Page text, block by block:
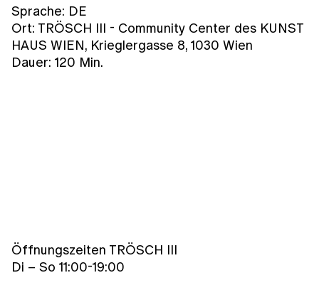
Sprache: DE
Ort: TRÖSCH III - Community Center des KUNST
HAUS WIEN, Krieglergasse 8, 1030 Wien
Dauer: 120 Min.
Öffnungszeiten TRÖSCH III
Di – So 11:00-19:00